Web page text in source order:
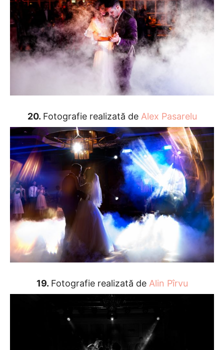
20. Fotografie realizată de Alex Pasarelu
19. Fotografie realizată de Alin Pîrvu